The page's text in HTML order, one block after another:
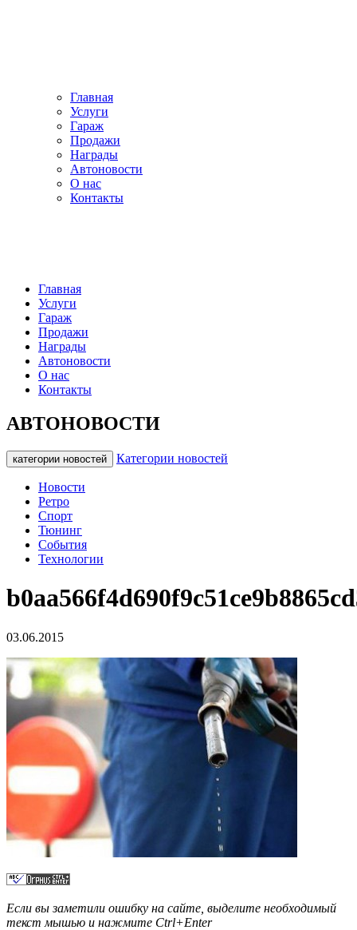
Главная
Услуги
Гараж
Продажи
Награды
Автоновости
О нас
Контакты
Главная
Услуги
Гараж
Продажи
Награды
Автоновости
О нас
Контакты
АВТОНОВОСТИ
категории новостей Категории новостей
Новости
Ретро
Спорт
Тюнинг
События
Технологии
03.06.2015
Если вы заметили ошибку на сайте, выделите необходимый
текст мышью и нажмите Ctrl+Enter